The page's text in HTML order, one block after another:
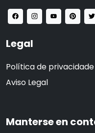
Legal
Política de privacidade
Aviso Legal
Manterse en